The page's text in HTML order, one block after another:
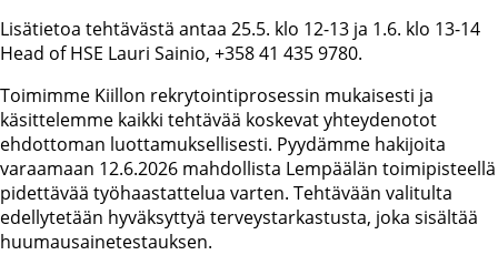
Lisätietoa tehtävästä antaa 25.5. klo 12-13 ja 1.6. klo 13-14
Head of HSE Lauri Sainio, +358 41 435 9780.
Toimimme Kiillon rekrytointiprosessin mukaisesti ja
käsittelemme kaikki tehtävää koskevat yhteydenotot
ehdottoman luottamuksellisesti. Pyydämme hakijoita
varaamaan 12.6.2026 mahdollista Lempäälän toimipisteellä
pidettävää työhaastattelua varten. Tehtävään valitulta
edellytetään hyväksyttyä terveystarkastusta, joka sisältää
huumausainetestauksen.